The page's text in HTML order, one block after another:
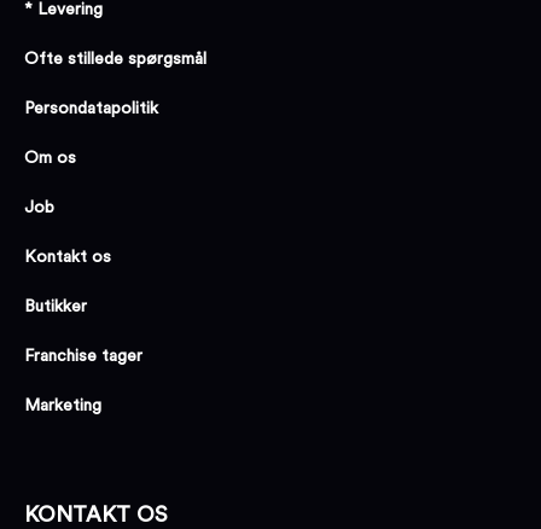
* Levering
Ofte stillede spørgsmål
Persondatapolitik
Om os
Job
Kontakt os
Butikker
Franchise tager
Marketing
KONTAKT OS